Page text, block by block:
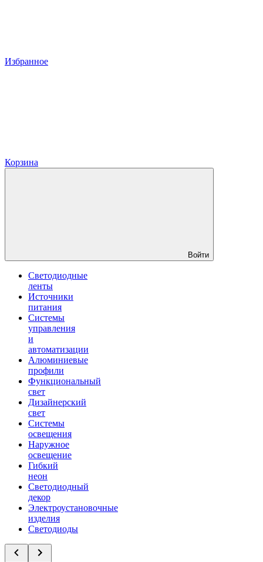
Избранное
Корзина
Войти
Светодиодные
ленты
Источники
питания
Системы
управления
и
автоматизации
Алюминиевые
профили
Функциональный
свет
Дизайнерский
свет
Системы
освещения
Наружное
освещение
Гибкий
неон
Светодиодный
декор
Электроустановочные
изделия
Светодиоды